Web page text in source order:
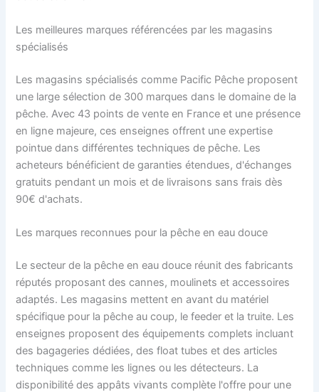
Les meilleures marques référencées par les magasins
spécialisés
Les magasins spécialisés comme Pacific Pêche proposent
une large sélection de 300 marques dans le domaine de la
pêche. Avec 43 points de vente en France et une présence
en ligne majeure, ces enseignes offrent une expertise
pointue dans différentes techniques de pêche. Les
acheteurs bénéficient de garanties étendues, d'échanges
gratuits pendant un mois et de livraisons sans frais dès
90€ d'achats.
Les marques reconnues pour la pêche en eau douce
Le secteur de la pêche en eau douce réunit des fabricants
réputés proposant des cannes, moulinets et accessoires
adaptés. Les magasins mettent en avant du matériel
spécifique pour la pêche au coup, le feeder et la truite. Les
enseignes proposent des équipements complets incluant
des bagageries dédiées, des float tubes et des articles
techniques comme les lignes ou les détecteurs. La
disponibilité des appâts vivants complète l'offre pour une